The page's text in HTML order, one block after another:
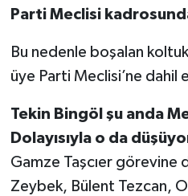
Parti Meclisi
Bu nedenle boşalan
üye Parti Meclisi’ne dahil
Tekin Bingöl şu anda
Dolayısıyla o da
Gamze Taşcıer görevine
Zeybek, Bülent Tezcan,